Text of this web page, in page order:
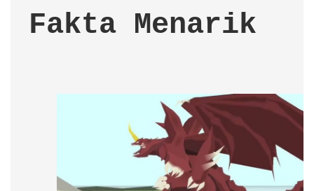
Fakta Menarik